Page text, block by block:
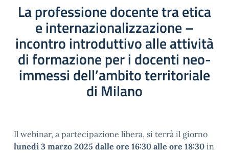
La professione docente tra etica
e internazionalizzazione –
incontro introduttivo alle attività
di formazione per i docenti neo-
immessi dell’ambito territoriale
di Milano
Il webinar, a partecipazione libera, si terrà il giorno
lunedì 3 marzo 2025 dalle ore 16:30 alle ore 18:30 in